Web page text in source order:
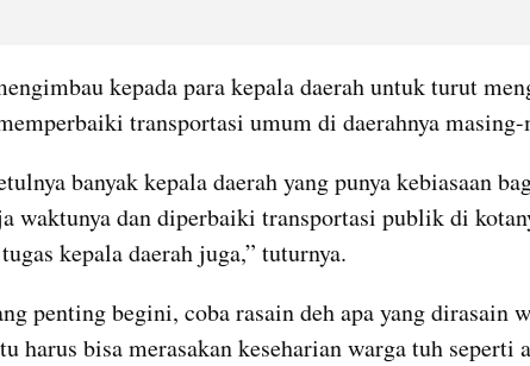
kepada para kepala daerah untuk turut
transportasi umum di daerahnya masing-
banyak kepala daerah yang punya kebiasaan
waktunya dan diperbaiki transportasi publik di
kepala daerah juga,” tuturnya.
penting begini, coba rasain deh apa yang dirasain
harus bisa merasakan keseharian warga tuh seperti